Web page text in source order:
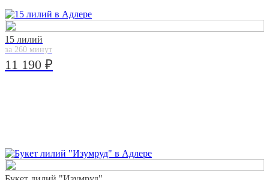
15 лилий
за 260 минут
11 190 ₽